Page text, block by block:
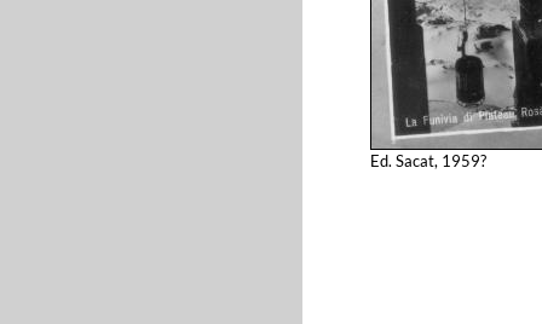
Ed. Sacat, 1959?